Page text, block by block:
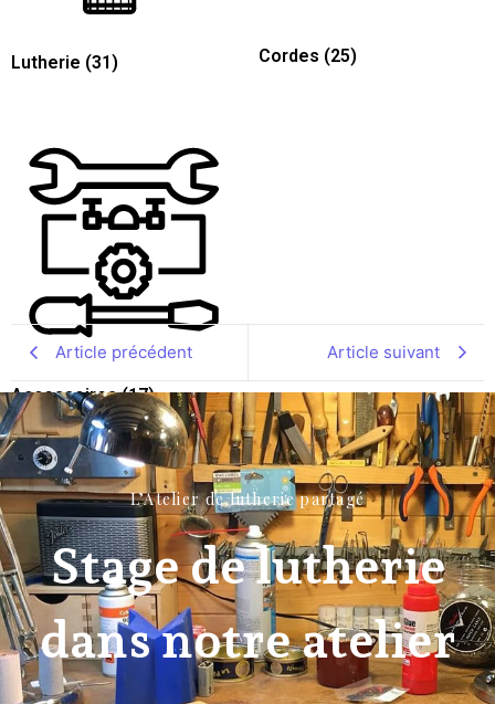
Lutherie (31) Cordes (25)
Accessoires(17)
Article précédent Article suivant
L’Atelier de lutherie partagé
Stage de lutherie
dans notre atelier